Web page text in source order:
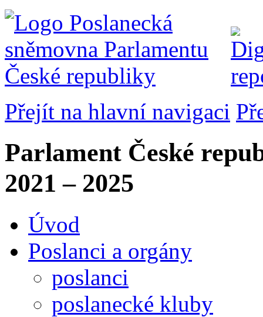
Přejít na hlavní navigaci
Parlament České
2021 – 2025
Úvod
Poslanci a orgány
poslanci
poslanecké kluby